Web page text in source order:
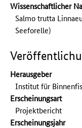
Wissenschaftlicher
Salmo trutta
Seeforelle)
Herausgeber
Institut für
Erscheinungsart
Projektbericht
Erscheinungs­jahr